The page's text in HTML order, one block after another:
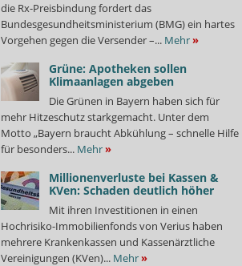
die Rx-Preisbindung fordert das
Bundesgesundheitsministerium (BMG) ein hartes
Vorgehen gegen die Versender –... Mehr»
Grüne: Apotheken sollen
Klimaanlagen abgeben
Die Grünen in Bayern haben sich für
mehr Hitzeschutz starkgemacht. Unter dem
Motto „Bayern braucht Abkühlung – schnelle Hilfe
für besonders... Mehr»
Millionenverluste bei Kassen &
KVen: Schaden deutlich höher
Mit ihren Investitionen in einen
Hochrisiko-Immobilienfonds von Verius haben
mehrere Krankenkassen und Kassenärztliche
Vereinigungen (KVen)... Mehr»